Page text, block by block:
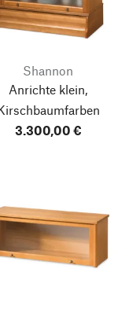
Shannon
Anrichte klein,
3.300,00 €